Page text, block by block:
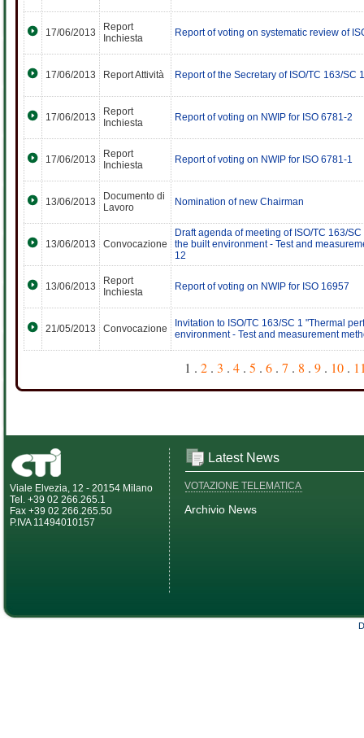
17/06/2013
Report
Inchiesta
Report of voting on systematic review of
17/06/2013 Report Attività Report of the Secretary of ISO/TC 163/SC
17/06/2013
Report
Inchiesta
Report of voting on NWIP for ISO 6781-2
17/06/2013
Report
Inchiesta
Report of voting on NWIP for ISO 6781-1
13/06/2013
Documento di
Lavoro
Nomination of new Chairman
13/06/2013 Convocazione
Draft agenda of meeting of ISO/TC 163/
the built environment - Test and
12
13/06/2013
Report
Inchiesta
Report of voting on NWIP for ISO 16957
21/05/2013 Convocazione
Invitation to ISO/TC 163/SC 1 "Thermal
environment - Test and measurement
1 . 2 . 3 . 4 . 5 . 6 . 7 . 8 . 9 . 10 .
Viale Elvezia, 12 - 20154 Milano
Tel. +39 02 266.265.1
Fax +39 02 266.265.50
P.IVA 11494010157
Latest News
VOTAZIONE TELEMATICA
Archivio News